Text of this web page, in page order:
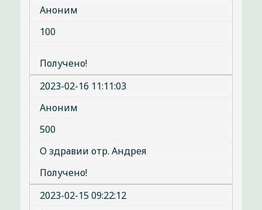
Аноним
100
Получено!
2023-02-16 11:11:03
Аноним
500
О здравии отр. Андрея
Получено!
2023-02-15 09:22:12